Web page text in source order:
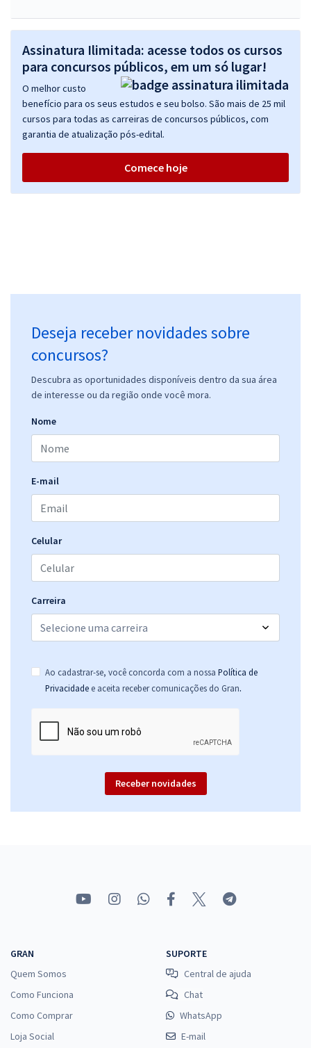
Assinatura Ilimitada: acesse todos os cursos
para concursos públicos, em um só lugar!
O melhor custo
benefício para os seus estudos e seu bolso. São mais de 25 mil
cursos para todas as carreiras de concursos públicos, com
garantia de atualização pós-edital.
Comece hoje
Deseja receber novidades sobre
concursos?
Descubra as oportunidades disponíveis dentro da sua área
de interesse ou da região onde você mora.
Nome
E-mail
Celular
Carreira
Ao cadastrar-se, você concorda com a nossa Política de
Privacidade e aceita receber comunicações do Gran.
Receber novidades
GRAN
Quem Somos
Como Funciona
Como Comprar
Loja Social
SUPORTE
Central de ajuda
Chat
WhatsApp
E-mail